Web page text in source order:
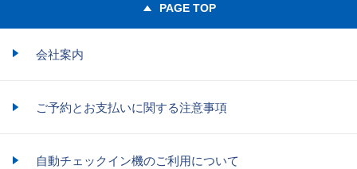
PAGE TOP
会社案内
ご予約とお支払いに関する注意事項
自動チェックイン機のご利用について